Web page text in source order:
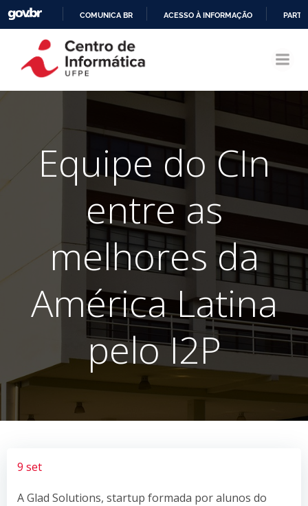
CONTEÚDO
COMUNICA BR ACESSO À INFORMAÇÃO
Equipe do CIn
entre as
melhores da
América Latina
pelo I2P
9 set
A Glad Solutions, startup formada por alunos do